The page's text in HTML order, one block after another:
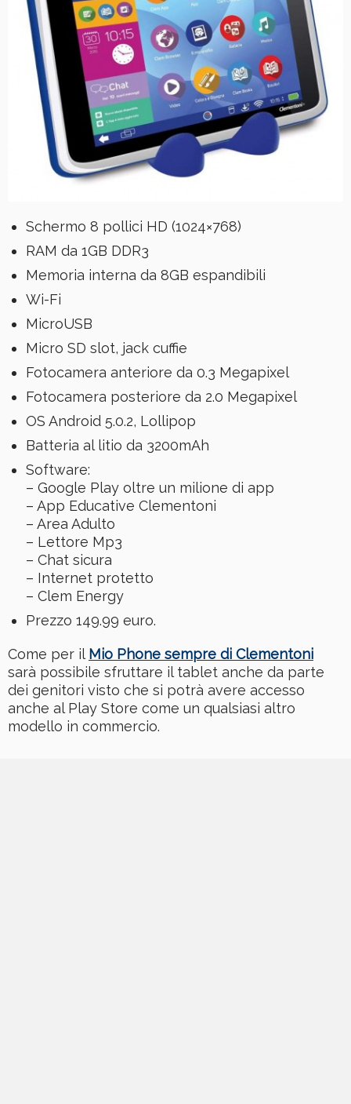
Schermo 8 pollici HD (1024×768)
RAM da 1GB DDR3
Memoria interna da 8GB espandibili
Wi-Fi
MicroUSB
Micro SD slot, jack cuffie
Fotocamera anteriore da 0.3 Megapixel
Fotocamera posteriore da 2.0 Megapixel
OS Android 5.0.2, Lollipop
Batteria al litio da 3200mAh
Software:
– Google Play oltre un milione di app
– App Educative Clementoni
– Area Adulto
– Lettore Mp3
– Chat sicura
– Internet protetto
– Clem Energy
Prezzo 149.99 euro.
Come per il Mio Phone sempre di Clementoni
sarà possibile sfruttare il tablet anche da parte
dei genitori visto che si potrà avere accesso
anche al Play Store come un qualsiasi altro
modello in commercio.